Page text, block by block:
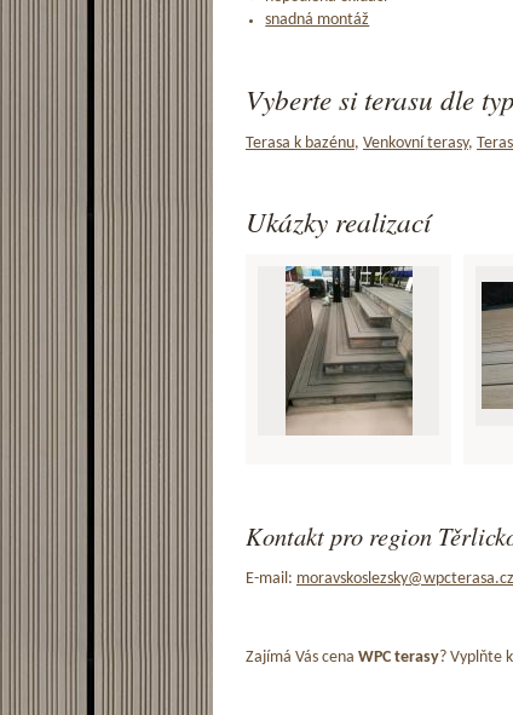
snadná montáž
Vyberte si terasu dle
Terasa k bazénu, Venkovní terasy,
Ukázky realizací
Kontakt pro region
E-mail: moravskoslezsky@wpcterasa.cz
Zajímá Vás cena WPC terasy? Vyplňte